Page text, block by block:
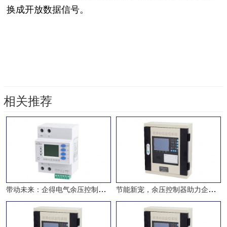
换成开放数据信号。
相关推荐
带动未来：企得电气余压控制器， 产品知识 节能新宠，余压控制器助力企业高